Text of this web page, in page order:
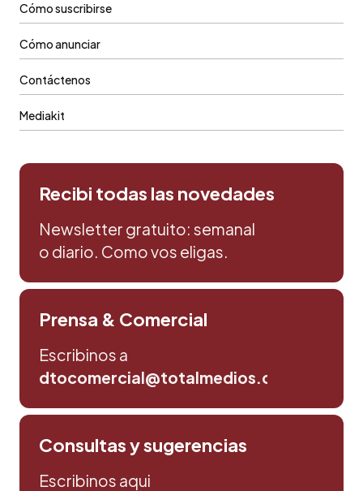
Cómo suscribirse
Cómo anunciar
Contáctenos
Mediakit
Recibi todas las novedades
Newsletter gratuito: semanal
o diario. Como vos eligas.
Prensa & Comercial
Escribinos a
dtocomercial@totalmedios.com
Consultas y sugerencias
Escribinos aqui